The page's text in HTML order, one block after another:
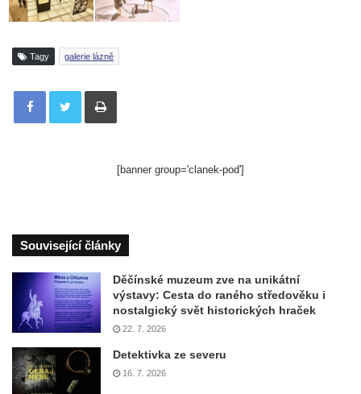
Tagy galerie lázně
Tisknout
[banner group='clanek-pod']
Související články
Děčínské muzeum zve na unikátní
výstavy: Cesta do raného středověku i
nostalgický svět historických hraček
22. 7. 2026
Detektivka ze severu
16. 7. 2026